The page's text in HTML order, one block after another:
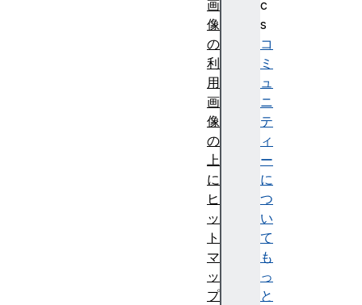
c
s
コ
ミ
ュ
ニ
テ
ィ
ー
に
つ
い
て
も
っ
と
画
像
の
利
用
画
像
の
上
に
ヒ
ッ
ト
マ
ッ
プ